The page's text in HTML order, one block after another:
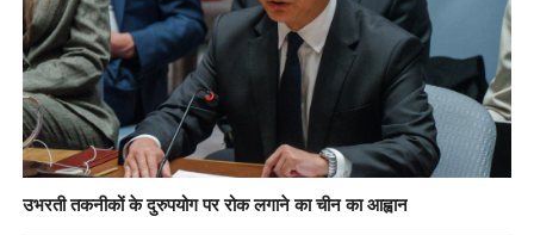
उभरती तकनीकों के दुरुपयोग पर रोक लगाने का चीन का आह्वान